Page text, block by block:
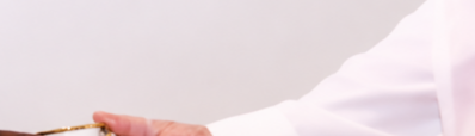
visitantes acumularon 18 hits y no cometieron
terminó con 12 hits y cuatro errores ante